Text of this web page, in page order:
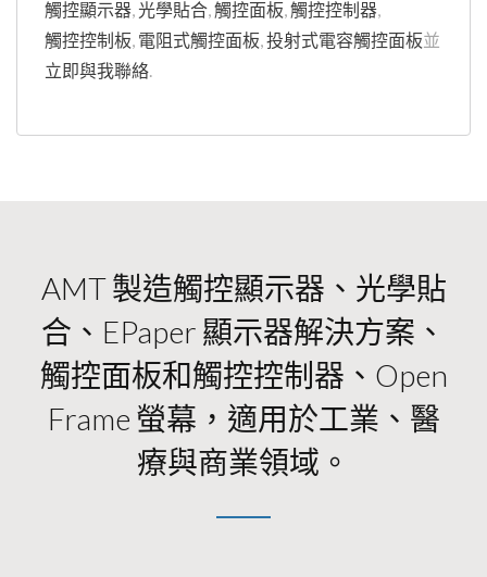
觸控顯示器,光學貼合,觸控面板,觸控控制器,
觸控控制板, 電阻式觸控面板,投射式電容觸控面板並
立即與我聯絡.
AMT 製造觸控顯示器、光學貼
合、ePaper 顯示器解決方案、
觸控面板和觸控控制器、Open
Frame 螢幕，適用於工業、醫
療與商業領域。